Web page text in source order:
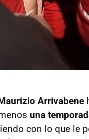
Arrivabene
una
con lo que le